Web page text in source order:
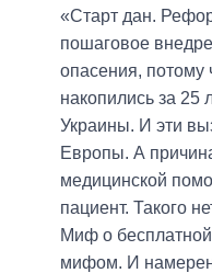
«Старт дан.
пошаговое
опасения, потому
накопились за 25
Украины. И эти
Европы. А
медицинской
пациент. Такого
Миф о
мифом. И